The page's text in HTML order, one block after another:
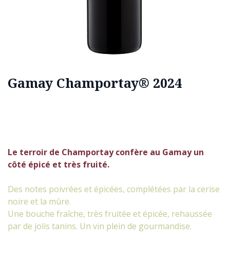
Gamay Champortay® 2024
Le terroir de Champortay confère au Gamay un
côté épicé et très fruité.
Des notes poivrées et épicées, complétées par la cerise
noire et la mûre.
Une bouche fraîche, très fruitée et épicée, rehaussée
par de jolis tanins. Un vin plein de gourmandise.